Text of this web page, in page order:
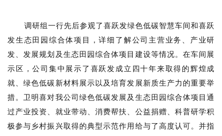
调研组一行先后参观了喜跃发绿色低碳智慧车间和喜跃
发生态田园综合体项目，详细了解公司主营业务、产业研
发、发展规划及生态田园综合体项目建设等情况。在车间展
示区，公司集中展示了喜跃发成立四十年来取得的辉煌成
就、绿色低碳新材料展示以及培育发展新质生产力的重要举
措。卫明喜对我公司绿色低碳发展及生态田园综合体项目通
过产业投资、就业带动、消费帮扶、公益捐赠、科普研学积
极参与乡村振兴取得的典型示范作用给与了高度认可。并指